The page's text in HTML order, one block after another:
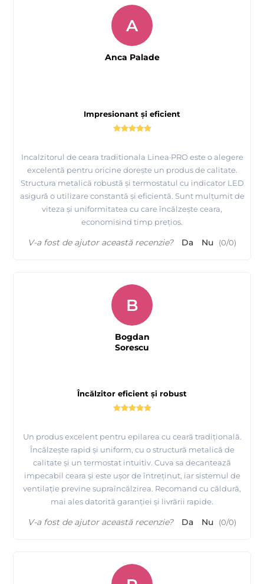
Impresionant și eficient
Incalzitorul de ceara traditionala Linea·PRO este o alegere
excelentă pentru oricine dorește un produs de calitate.
Structura metalică robustă și termostatul cu indicator LED
asigură o utilizare constantă și eficientă. Sunt mulțumit de
viteza și uniformitatea cu care încălzește ceara,
economisind timp prețios.
A
Anca Palade
V-a fost de ajutor această recenzie? Da Nu (0/0)
Încălzitor eficient și robust
Un produs excelent pentru epilarea cu ceară tradițională.
Încălzește rapid și uniform, cu o structură metalică de
calitate și un termostat intuitiv. Cuva sa decantează
impecabil ceara și este ușor de întreținut, iar sistemul de
ventilație previne supraîncălzirea. Recomand cu căldură,
mai ales datorită garanției și livrării rapide.
B
Bogdan
Sorescu
V-a fost de ajutor această recenzie? Da Nu (0/0)